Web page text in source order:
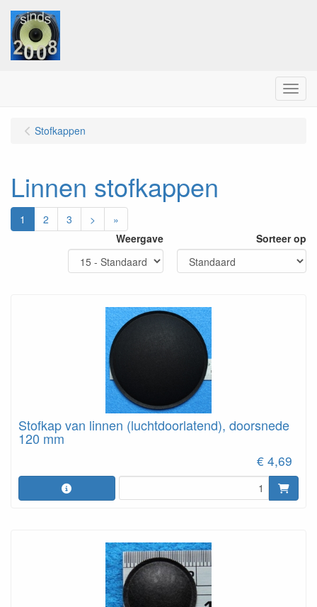
Menu
Stofkappen
Linnen stofkappen
1 2 3 >
»
Weergave
Sorteer op
Stofkap van linnen (luchtdoorlatend), doorsnede
120 mm
€ 4,69